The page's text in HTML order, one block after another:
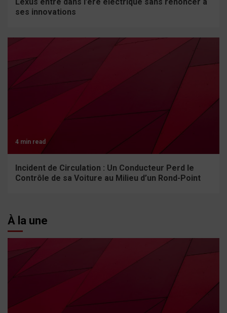
ses innovations
4 min read
Incident de Circulation : Un Conducteur Perd le
Contrôle de sa Voiture au Milieu d’un Rond-Point
À la une